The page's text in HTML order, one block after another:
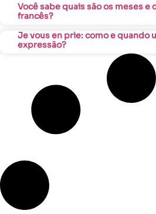
Você sabe quais são os meses e
francês?
Je vous en prie: como e quando
expressão?